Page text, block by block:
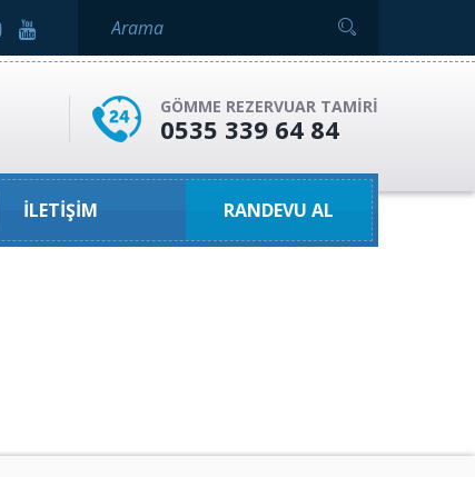
GÖMME REZERVUAR TAMIRI
0535 339 64 84
İLETIŞIM RANDEVU AL